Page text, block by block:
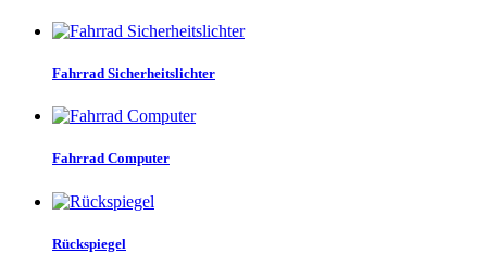
Fahrrad Sicherheitslichter
Fahrrad Computer
Rückspiegel